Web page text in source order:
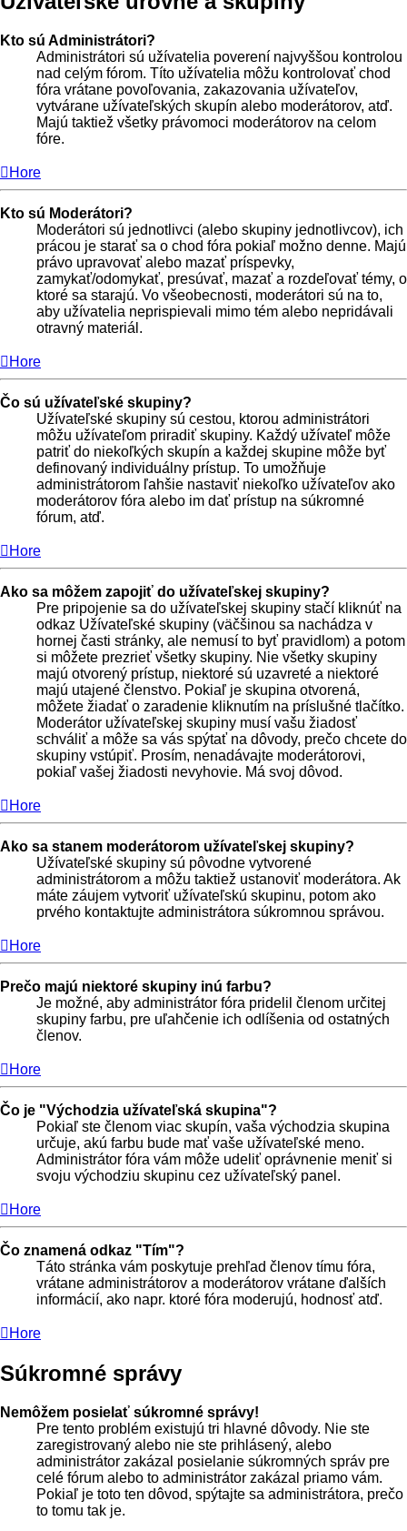
Kto sú Administrátori?
Administrátori sú užívatelia poverení najvyššou kontrolou
nad celým fórom. Títo užívatelia môžu kontrolovať chod
fóra vrátane povoľovania, zakazovania užívateľov,
vytvárane užívateľských skupín alebo moderátorov, atď.
Majú taktiež všetky právomoci moderátorov na celom
fóre.
Hore
Kto sú Moderátori?
Moderátori sú jednotlivci (alebo skupiny jednotlivcov), ich
prácou je starať sa o chod fóra pokiaľ možno denne. Majú
právo upravovať alebo mazať príspevky,
zamykať/odomykať, presúvať, mazať a rozdeľovať témy, o
ktoré sa starajú. Vo všeobecnosti, moderátori sú na to,
aby užívatelia neprispievali mimo tém alebo nepridávali
otravný materiál.
Hore
Čo sú užívateľské skupiny?
Užívateľské skupiny sú cestou, ktorou administrátori
môžu užívateľom priradiť skupiny. Každý užívateľ môže
patriť do niekoľkých skupín a každej skupine môže byť
definovaný individuálny prístup. To umožňuje
administrátorom ľahšie nastaviť niekoľko užívateľov ako
moderátorov fóra alebo im dať prístup na súkromné
fórum, atď.
Hore
Ako sa môžem zapojiť do užívateľskej skupiny?
Pre pripojenie sa do užívateľskej skupiny stačí kliknúť na
odkaz Užívateľské skupiny (väčšinou sa nachádza v
hornej časti stránky, ale nemusí to byť pravidlom) a potom
si môžete prezrieť všetky skupiny. Nie všetky skupiny
majú otvorený prístup, niektoré sú uzavreté a niektoré
majú utajené členstvo. Pokiaľ je skupina otvorená,
môžete žiadať o zaradenie kliknutím na príslušné tlačítko.
Moderátor užívateľskej skupiny musí vašu žiadosť
schváliť a môže sa vás spýtať na dôvody, prečo chcete do
skupiny vstúpiť. Prosím, nenadávajte moderátorovi,
pokiaľ vašej žiadosti nevyhovie. Má svoj dôvod.
Hore
Ako sa stanem moderátorom užívateľskej skupiny?
Užívateľské skupiny sú pôvodne vytvorené
administrátorom a môžu taktiež ustanoviť moderátora. Ak
máte záujem vytvoriť užívateľskú skupinu, potom ako
prvého kontaktujte administrátora súkromnou správou.
Hore
Prečo majú niektoré skupiny inú farbu?
Je možné, aby administrátor fóra pridelil členom určitej
skupiny farbu, pre uľahčenie ich odlíšenia od ostatných
členov.
Hore
Čo je "Východzia užívateľská skupina"?
Pokiaľ ste členom viac skupín, vaša východzia skupina
určuje, akú farbu bude mať vaše užívateľské meno.
Administrátor fóra vám môže udeliť oprávnenie meniť si
svoju východziu skupinu cez užívateľský panel.
Hore
Čo znamená odkaz "Tím"?
Táto stránka vám poskytuje prehľad členov tímu fóra,
vrátane administrátorov a moderátorov vrátane ďalších
informácií, ako napr. ktoré fóra moderujú, hodnosť atď.
Hore
Súkromné správy
Nemôžem posielať súkromné správy!
Pre tento problém existujú tri hlavné dôvody. Nie ste
zaregistrovaný alebo nie ste prihlásený, alebo
administrátor zakázal posielanie súkromných správ pre
celé fórum alebo to administrátor zakázal priamo vám.
Pokiaľ je toto ten dôvod, spýtajte sa administrátora, prečo
to tomu tak je.